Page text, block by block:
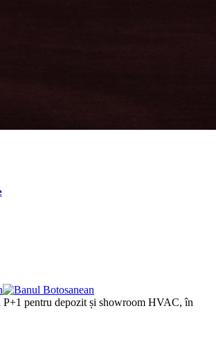
P+1 pentru depozit și showroom HVAC, în